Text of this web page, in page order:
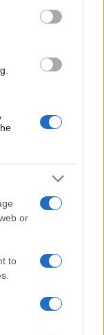
or
to
due furgoni
intervento dei
a La
rena
il centro